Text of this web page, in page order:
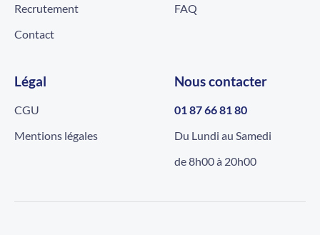
Recrutement
Contact
FAQ
Légal
CGU
Mentions légales
Nous contacter
01 87 66 81 80
Du Lundi au Samedi
de 8h00 à 20h00